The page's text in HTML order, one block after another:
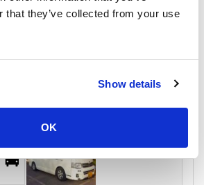
that they’ve collected from your use
Show details
OK
공
수랏타니 공항